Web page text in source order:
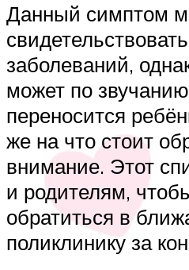
Данный симптом
заболеваний,
может по
переносится
же на что стоит
внимание. Этот
и родителям,
обратиться в
поликлинику за